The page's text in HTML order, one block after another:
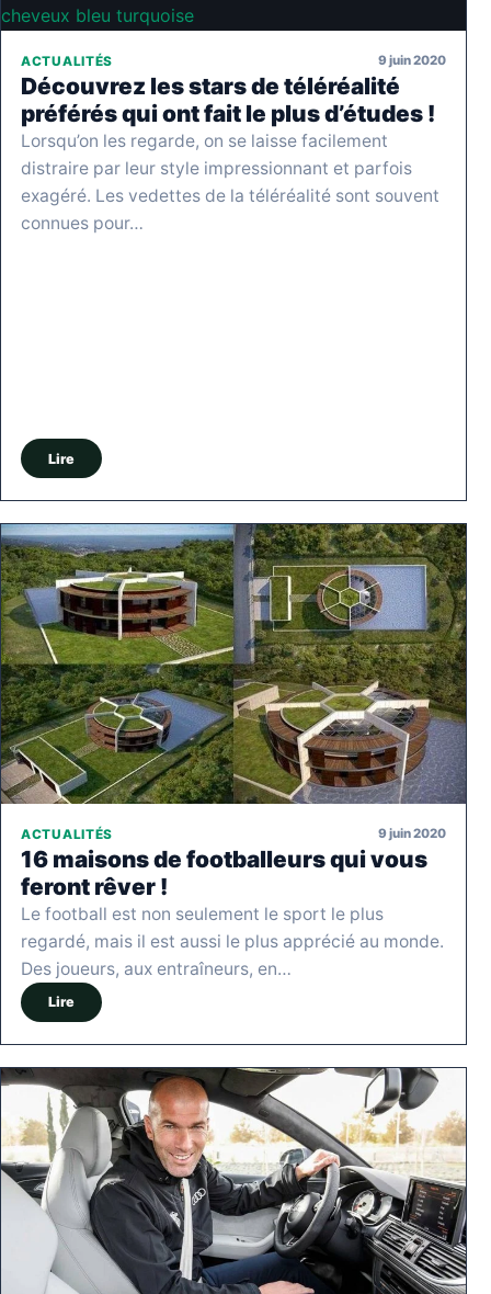
ACTUALITÉS 9 juin 2020
Découvrez les stars de téléréalité
préférés qui ont fait le plus d’études !
Lorsqu’on les regarde, on se laisse facilement
distraire par leur style impressionnant et parfois
exagéré. Les vedettes de la téléréalité sont souvent
connues pour…
Lire
ACTUALITÉS 9 juin 2020
16 maisons de footballeurs qui vous
feront rêver !
Le football est non seulement le sport le plus
regardé, mais il est aussi le plus apprécié au monde.
Des joueurs, aux entraîneurs, en…
Lire